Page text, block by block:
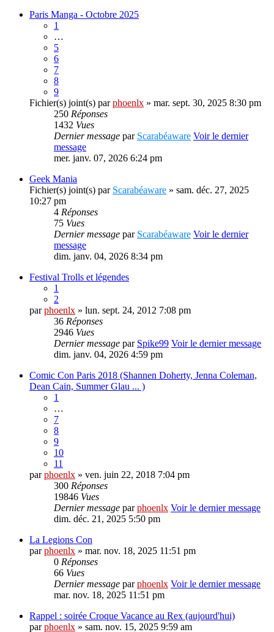
Paris Manga - Octobre 2025
1
…
5
6
7
8
9
Fichier(s) joint(s) parphoenlx » mar. sept. 30, 2025 8:30 pm
250 Réponses
1432 Vues
Dernier message par Scarabéaware Voir le dernier
message
mer. janv. 07, 2026 6:24 pm
Geek Mania
Fichier(s) joint(s) par Scarabéaware » sam. déc. 27, 2025
10:27 pm
4 Réponses
75 Vues
Dernier message par Scarabéaware Voir le dernier
message
dim. janv. 04, 2026 8:34 pm
Festival Trolls et légendes
1
2
parphoenlx » lun. sept. 24, 2012 7:08 pm
36 Réponses
2946 Vues
Dernier message par Spike99 Voir le dernier message
dim. janv. 04, 2026 4:59 pm
Comic Con Paris 2018 (Shannen Doherty, Jenna Coleman,
Dean Cain, Summer Glau ... )
1
…
7
8
9
10
11
parphoenlx » ven. juin 22, 2018 7:04 pm
300 Réponses
19846 Vues
Dernier message parphoenlx Voir le dernier message
dim. déc. 21, 2025 5:50 pm
La Legions Con
parphoenlx » mar. nov. 18, 2025 11:51 pm
0 Réponses
66 Vues
Dernier message parphoenlx Voir le dernier message
mar. nov. 18, 2025 11:51 pm
Rappel : soirée Croque Vacance au Rex (aujourd'hui)
parphoenlx » sam. nov. 15, 2025 9:59 am